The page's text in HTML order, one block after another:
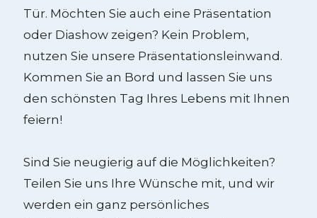
Tür. Möchten Sie auch eine Präsentation
oder Diashow zeigen? Kein Problem,
nutzen Sie unsere Präsentationsleinwand.
Kommen Sie an Bord und lassen Sie uns
den schönsten Tag Ihres Lebens mit Ihnen
feiern!
Sind Sie neugierig auf die Möglichkeiten?
Teilen Sie uns Ihre Wünsche mit, und wir
werden ein ganz persönliches